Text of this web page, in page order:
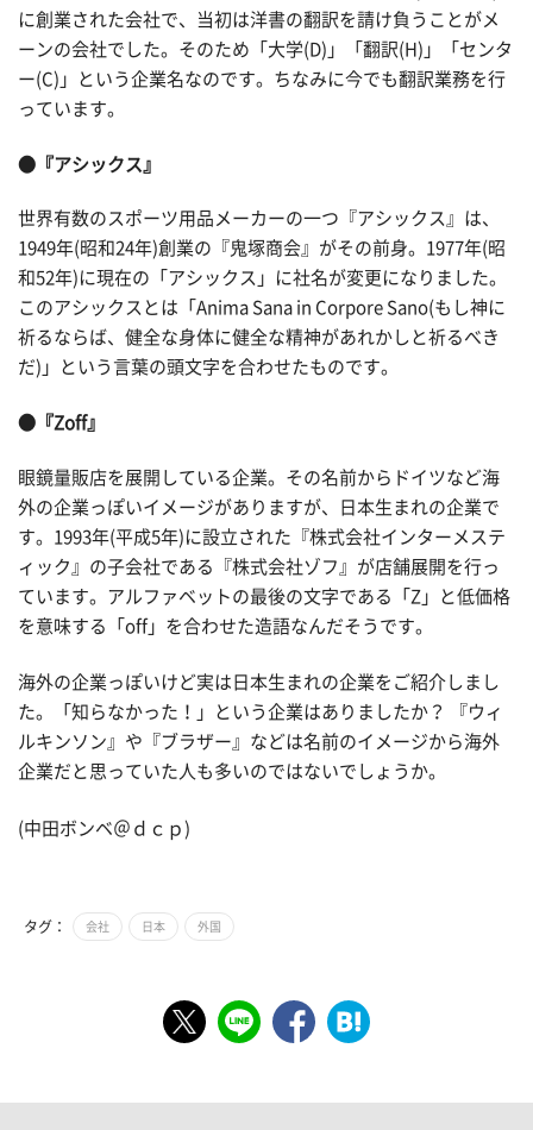
に創業された会社で、当初は洋書の翻訳を請け負うことがメ
ーンの会社でした。そのため「大学(D)」「翻訳(H)」「センタ
ー(C)」という企業名なのです。ちなみに今でも翻訳業務を行
っています。
●『アシックス』
世界有数のスポーツ用品メーカーの一つ『アシックス』は、
1949年(昭和24年)創業の『鬼塚商会』がその前身。1977年(昭
和52年)に現在の「アシックス」に社名が変更になりました。
このアシックスとは「Anima Sana in Corpore Sano(もし神に
祈るならば、健全な身体に健全な精神があれかしと祈るべき
だ)」という言葉の頭文字を合わせたものです。
●『Zoff』
眼鏡量販店を展開している企業。その名前からドイツなど海
外の企業っぽいイメージがありますが、日本生まれの企業で
す。1993年(平成5年)に設立された『株式会社インターメステ
ィック』の子会社である『株式会社ゾフ』が店舗展開を行っ
ています。アルファベットの最後の文字である「Z」と低価格
を意味する「off」を合わせた造語なんだそうです。
海外の企業っぽいけど実は日本生まれの企業をご紹介しまし
た。「知らなかった！」という企業はありましたか？ 『ウィ
ルキンソン』や『ブラザー』などは名前のイメージから海外
企業だと思っていた人も多いのではないでしょうか。
(中田ボンベ＠ｄｃｐ)
タグ： 会社 日本 外国